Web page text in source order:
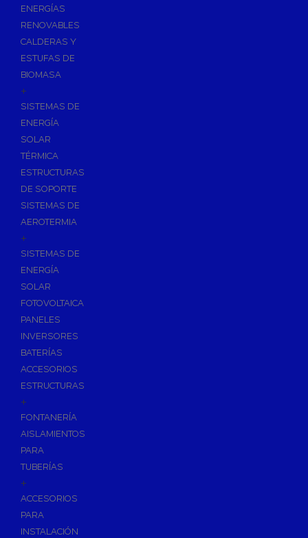
ENERGÍAS
RENOVABLES
CALDERAS Y
ESTUFAS DE
BIOMASA
+
SISTEMAS DE
ENERGÍA
SOLAR
TÉRMICA
ESTRUCTURAS
DE SOPORTE
SISTEMAS DE
AEROTERMIA
+
SISTEMAS DE
ENERGÍA
SOLAR
FOTOVOLTAICA
PANELES
INVERSORES
BATERÍAS
ACCESORIOS
ESTRUCTURAS
+
FONTANERÍA
AISLAMIENTOS
PARA
TUBERÍAS
+
ACCESORIOS
PARA
INSTALACIÓN